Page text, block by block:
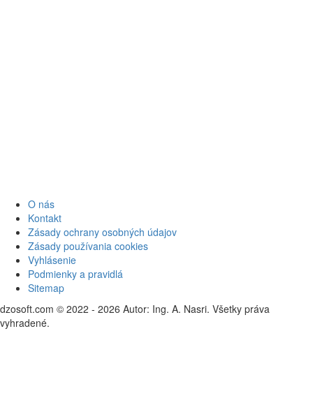
O nás
Kontakt
Zásady ochrany osobných údajov
Zásady používania cookies
Vyhlásenie
Podmienky a pravidlá
Sitemap
dzosoft.com © 2022 - 2026 Autor: Ing. A. Nasri. Všetky práva
vyhradené.